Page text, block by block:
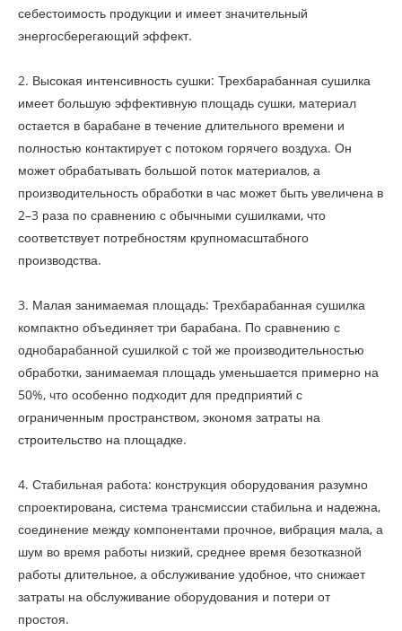
себестоимость продукции и имеет значительный
энергосберегающий эффект.
2. Высокая интенсивность сушки: Трехбарабанная сушилка
имеет большую эффективную площадь сушки, материал
остается в барабане в течение длительного времени и
полностью контактирует с потоком горячего воздуха. Он
может обрабатывать большой поток материалов, а
производительность обработки в час может быть увеличена в
2–3 раза по сравнению с обычными сушилками, что
соответствует потребностям крупномасштабного
производства.
3. Малая занимаемая площадь: Трехбарабанная сушилка
компактно объединяет три барабана. По сравнению с
однобарабанной сушилкой с той же производительностью
обработки, занимаемая площадь уменьшается примерно на
50%, что особенно подходит для предприятий с
ограниченным пространством, экономя затраты на
строительство на площадке.
4. Стабильная работа: конструкция оборудования разумно
спроектирована, система трансмиссии стабильна и надежна,
соединение между компонентами прочное, вибрация мала, а
шум во время работы низкий, среднее время безотказной
работы длительное, а обслуживание удобное, что снижает
затраты на обслуживание оборудования и потери от
простоя.